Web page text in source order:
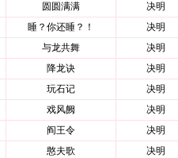
圆圆满满
决明
睡？你还睡？！
决明
与龙共舞
决明
降龙诀
决明
玩石记
决明
戏风阙
决明
阎王令
决明
憨夫歌
决明